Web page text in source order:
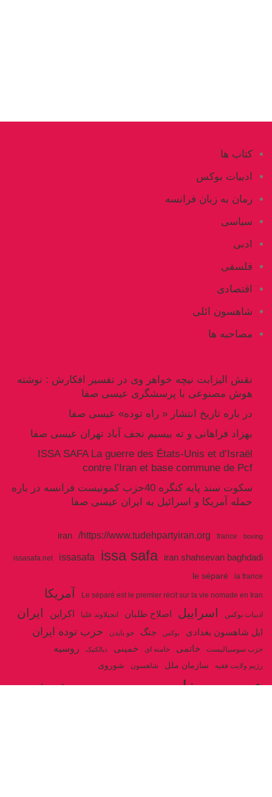
کتاب ها
ادبیات بوکس
رمان به زبان فرانسه
سیاسی
ادبی
فلسفی
اقتصادی
شاهسون ائلی
مصاحبه ها
نقش الیزابت نیچه خواهر وی در تفسیر افکارش : نوشته
هوش مصنوعی با پرسشگری عیسی صفا
در باره تاریخ انتشار « راه توده» عیسی صفا
بهزاد فراهانی و ته بیسیم نجف آباد تهران عیسی صفا
ISSA SAFA La guerre des États-Unis et d’Israël
contre l’Iran et base commune de Pcf
سکوت سند پایه کنگره 40حزب کمونیست فرانسه در باره
حمله آمریکا و اسرائیل به ایران عیسی صفا
boxing
france
https://www.tudehpartyiran.org/
iran
iran shahsevan baghdadi
issa safa
issasafa
issasafa.net
la france
le séparé
Le séparé est le premier récit sur la vie nomade en Iran آمریکا
ادبیات بوکس اسراییل اصلاح طلبان انجیلاوند علیا اکراین ایران
ایل شاهسون بغدادی بوکس جنگ جو بایدن حزب توده ایران
حزب سوسیالیست خاتمی خامنه ای خمینی دیالکتیک روسیه
رژیم ولایت فقیه سازمان ملل شاهسون شوروی
عیسی صفا فلسطین